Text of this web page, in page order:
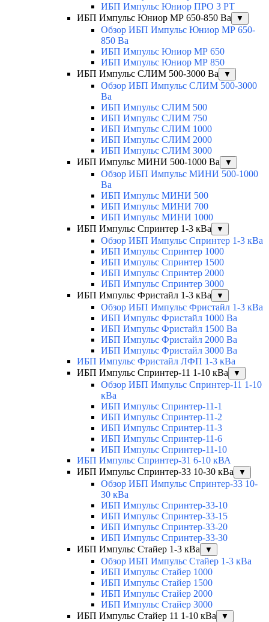
ИБП Импульс Юниор ПРО 3 РТ
ИБП Импульс Юниор МР 650-850 Ва
▼
Обзор ИБП Импульс Юниор МР 650-
850 Ва
ИБП Импульс Юниор МР 650
ИБП Импульс Юниор МР 850
ИБП Импульс СЛИМ 500-3000 Ва
▼
Обзор ИБП Импульс СЛИМ 500-3000
Ва
ИБП Импульс СЛИМ 500
ИБП Импульс СЛИМ 750
ИБП Импульс СЛИМ 1000
ИБП Импульс СЛИМ 2000
ИБП Импульс СЛИМ 3000
ИБП Импульс МИНИ 500-1000 Ва
▼
Обзор ИБП Импульс МИНИ 500-1000
Ва
ИБП Импульс МИНИ 500
ИБП Импульс МИНИ 700
ИБП Импульс МИНИ 1000
ИБП Импульс Спринтер 1-3 кВа
▼
Обзор ИБП Импульс Спринтер 1-3 кВа
ИБП Импульс Спринтер 1000
ИБП Импульс Спринтер 1500
ИБП Импульс Спринтер 2000
ИБП Импульс Спринтер 3000
ИБП Импульс Фристайл 1-3 кВа
▼
Обзор ИБП Импульс Фристайл 1-3 кВа
ИБП Импульс Фристайл 1000 Ва
ИБП Импульс Фристайл 1500 Ва
ИБП Импульс Фристайл 2000 Ва
ИБП Импульс Фристайл 3000 Ва
ИБП Импульс Фристайл ЛФП 1-3 кВа
ИБП Импульс Спринтер-11 1-10 кВа
▼
Обзор ИБП Импульс Спринтер-11 1-10
кВа
ИБП Импульс Спринтер-11-1
ИБП Импульс Спринтер-11-2
ИБП Импульс Спринтер-11-3
ИБП Импульс Спринтер-11-6
ИБП Импульс Спринтер-11-10
ИБП Импульс Спринтер-31 6-10 кВА
ИБП Импульс Спринтер-33 10-30 кВа
▼
Обзор ИБП Импульс Спринтер-33 10-
30 кВа
ИБП Импульс Спринтер-33-10
ИБП Импульс Спринтер-33-15
ИБП Импульс Спринтер-33-20
ИБП Импульс Спринтер-33-30
ИБП Импульс Стайер 1-3 кВа
▼
Обзор ИБП Импульс Стайер 1-3 кВа
ИБП Импульс Стайер 1000
ИБП Импульс Стайер 1500
ИБП Импульс Стайер 2000
ИБП Импульс Стайер 3000
ИБП Импульс Стайер 11 1-10 кВа
▼